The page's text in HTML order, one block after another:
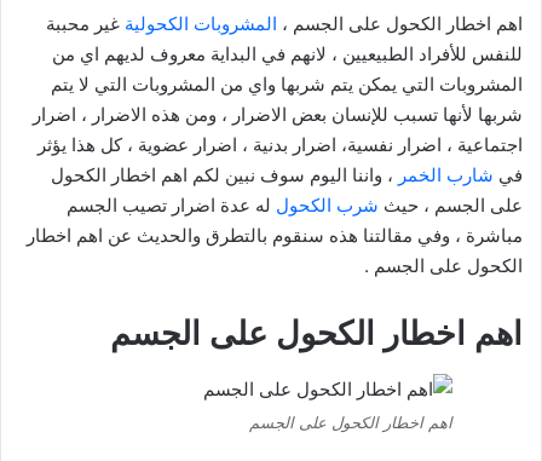
اهم اخطار الكحول على الجسم ، المشروبات الكحولية غير محببة
للنفس للأفراد الطبيعيين ، لانهم في البداية معروف لديهم اي من
المشروبات التي يمكن يتم شربها واي من المشروبات التي لا يتم
شربها لأنها تسبب للإنسان بعض الاضرار ، ومن هذه الاضرار ، اضرار
اجتماعية ، اضرار نفسية، اضرار بدنية ، اضرار عضوية ، كل هذا يؤثر
في شارب الخمر ، واننا اليوم سوف نبين لكم اهم اخطار الكحول
على الجسم ، حيث شرب الكحول له عدة اضرار تصيب الجسم
مباشرة ، وفي مقالتنا هذه سنقوم بالتطرق والحديث عن اهم اخطار
الكحول على الجسم .
اهم اخطار الكحول على الجسم
اهم اخطار الكحول على الجسم